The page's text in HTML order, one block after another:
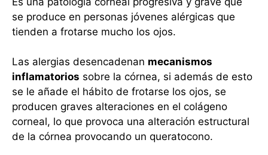
se produce en personas jóvenes alérgicas que
tienden a frotarse mucho los ojos.
Las alergias desencadenan mecanismos
inflamatorios sobre la córnea, si además de esto
se le añade el hábito de frotarse los ojos, se
producen graves alteraciones en el colágeno
corneal, lo que provoca una alteración estructural
de la córnea provocando un queratocono.